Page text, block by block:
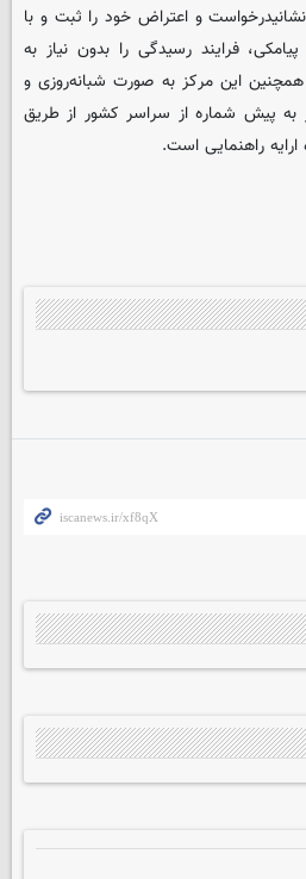
و اعتراض خود را ثبت و با
فرایند رسیدگی را بدون نیاز به
این مرکز به صورت شبانه‌روزی و
۱۴۲۰ بدون نیاز به پیش شماره از سراسر کشور از طریق
راهنمایی است.